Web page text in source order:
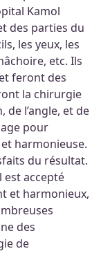
Kamol
des parties du
les yeux, les
etc. Ils
feront des
la chirurgie
l’angle, et de
pour
harmonieuse.
du résultat.
est accepté
et harmonieux,
des
de